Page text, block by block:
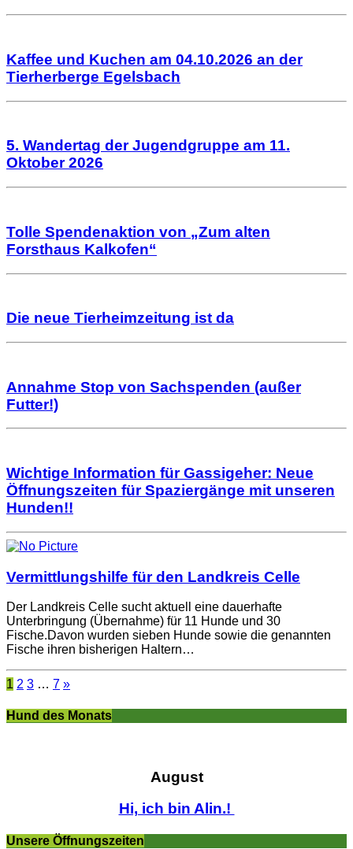
Kaffee und Kuchen am 04.10.2026 an der
Tierherberge Egelsbach
5. Wandertag der Jugendgruppe am 11.
Oktober 2026
Tolle Spendenaktion von „Zum alten
Forsthaus Kalkofen“
Die neue Tierheimzeitung ist da
Annahme Stop von Sachspenden (außer
Futter!)
Wichtige Information für Gassigeher: Neue
Öffnungszeiten für Spaziergänge mit unseren
Hunden!!
Vermittlungshilfe für den Landkreis Celle
Der Landkreis Celle sucht aktuell eine dauerhafte
Unterbringung (Übernahme) für 11 Hunde und 30
Fische.Davon wurden sieben Hunde sowie die genannten
Fische ihren bisherigen Haltern…
1 2 3 … 7 »
Hund des Monats
August
Hi, ich bin Alin.!
Unsere Öffnungszeiten